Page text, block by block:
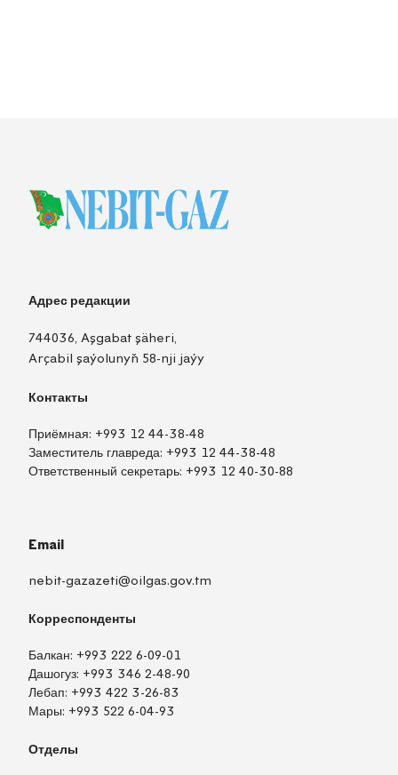
Адрес редакции
744036, Aşgabat şäheri,
Arçabil şaýolunyň 58-nji jaýy
Контакты
Приёмная: +993 12 44-38-48
Заместитель главреда: +993 12 44-38-48
Ответственный секретарь: +993 12 40-30-88
Email
nebit-gazazeti@oilgas.gov.tm
Корреспонденты
Балкан: +993 222 6-09-01
Дашогуз: +993 346 2-48-90
Лебап: +993 422 3-26-83
Мары: +993 522 6-04-93
Отделы